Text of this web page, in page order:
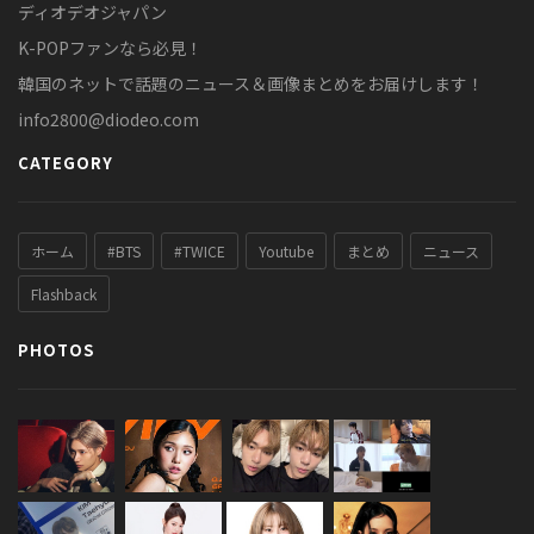
ディオデオジャパン
K-POPファンなら必見！
韓国のネットで話題のニュース＆画像まとめをお届けします！
info2800@diodeo.com
CATEGORY
ホーム #BTS #TWICE Youtube まとめ ニュース
Flashback
PHOTOS